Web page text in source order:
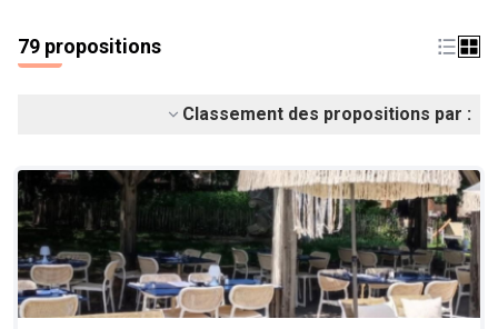
79 propositions
Classement des propositions par :